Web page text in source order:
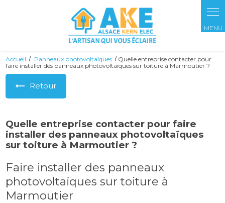
Accueil Panneaux photovoltaïques
Quelle entreprise contacter pour
faire installer des panneaux photovoltaïques sur toiture à Marmoutier ?
Retour
Quelle entreprise contacter pour faire
installer des panneaux photovoltaïques
sur toiture à Marmoutier ?
Faire installer des panneaux
photovoltaïques sur toiture à
Marmoutier